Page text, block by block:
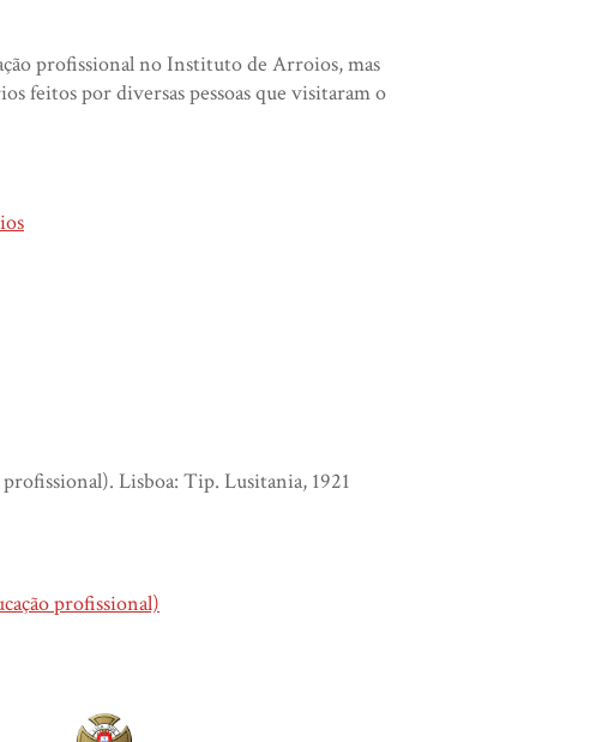
profissional no Instituto de Arroios, mas
feitos por diversas pessoas que visitaram o
Lisboa: Tip. Lusitania, 1921
profissional)